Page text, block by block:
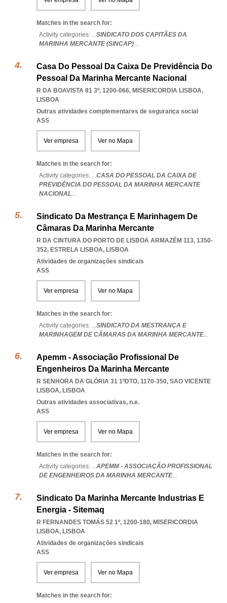
Matches in the search for:
Activity categories: ...SINDICATO DOS CAPITÃES DA
MARINHA MERCANTE (SINCAP)...
Casa Do Pessoal Da Caixa De Previdência Do
Pessoal Da Marinha Mercante Nacional
R DA BOAVISTA 81 3º, 1200-066, MISERICORDIA LISBOA,
LISBOA
Outras atividades complementares de segurança social
ASS
Ver empresa Ver no Mapa
Matches in the search for:
Activity categories: ...CASA DO PESSOAL DA CAIXA DE
PREVIDÊNCIA DO PESSOAL DA MARINHA MERCANTE
NACIONAL...
Sindicato Da Mestrança E Marinhagem De
Câmaras Da Marinha Mercante
R DA CINTURA DO PORTO DE LISBOA ARMAZÉM 113, 1350-
352, ESTRELA LISBOA, LISBOA
Atividades de organizações sindicais
ASS
Ver empresa Ver no Mapa
Matches in the search for:
Activity categories: ...SINDICATO DA MESTRANÇA E
MARINHAGEM DE CÂMARAS DA MARINHA MERCANTE...
Apemm - Associação Profissional De
Engenheiros Da Marinha Mercante
R SENHORA DA GLÓRIA 31 1ºDTO, 1170-350, SAO VICENTE
LISBOA, LISBOA
Outras atividades associativas, n.e.
ASS
Ver empresa Ver no Mapa
Matches in the search for:
Activity categories: ...APEMM - ASSOCIAÇÃO PROFISSIONAL
DE ENGENHEIROS DA MARINHA MERCANTE...
Sindicato Da Marinha Mercante Industrias E
Energia - Sitemaq
R FERNANDES TOMÁS 52 1º, 1200-180, MISERICORDIA
LISBOA, LISBOA
Atividades de organizações sindicais
ASS
Ver empresa Ver no Mapa
Matches in the search for: